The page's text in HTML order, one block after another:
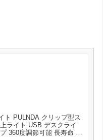
ト PULNDA クリップ型ス
ライト USB デスクライ
360度調節可能 長寿命 省